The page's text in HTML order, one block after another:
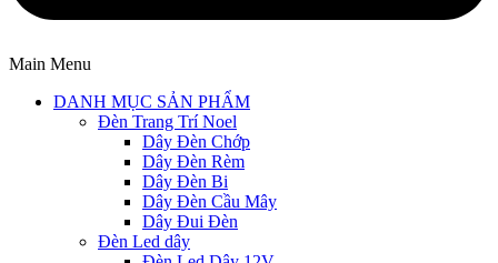
Main Menu
DANH MỤC SẢN PHẨM
Đèn Trang Trí Noel
Dây Đèn Chớp
Dây Đèn Rèm
Dây Đèn Bi
Dây Đèn Cầu Mây
Dây Đui Đèn
Đèn Led dây